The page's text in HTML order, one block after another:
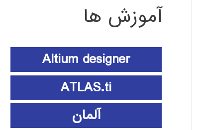
آموزش ها
Altium designer
ATLAS.ti
آلمان